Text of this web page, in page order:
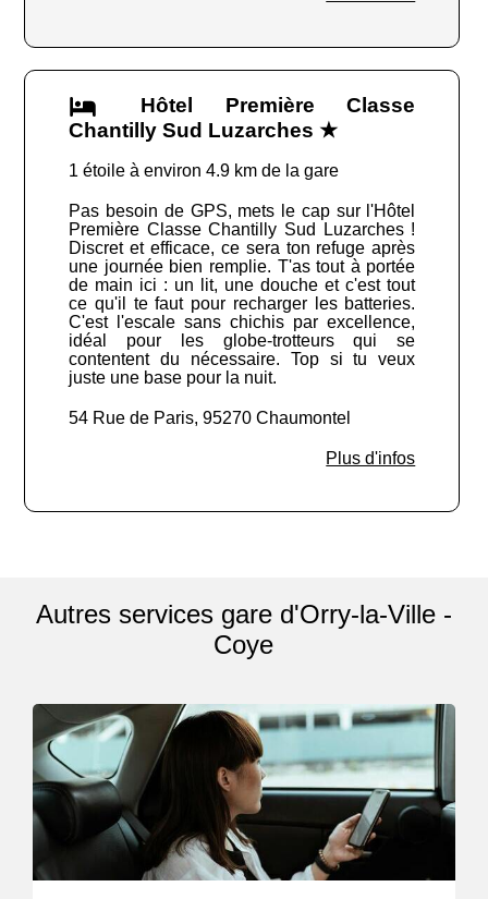
Hôtel Première Classe
Chantilly Sud Luzarches ★
1 étoile à environ 4.9 km de la gare
Pas besoin de GPS, mets le cap sur l'Hôtel
Première Classe Chantilly Sud Luzarches !
Discret et efficace, ce sera ton refuge après
une journée bien remplie. T'as tout à portée
de main ici : un lit, une douche et c'est tout
ce qu'il te faut pour recharger les batteries.
C'est l'escale sans chichis par excellence,
idéal pour les globe-trotteurs qui se
contentent du nécessaire. Top si tu veux
juste une base pour la nuit.
54 Rue de Paris, 95270 Chaumontel
Plus d'infos
Autres services gare d'Orry-la-Ville -
Coye